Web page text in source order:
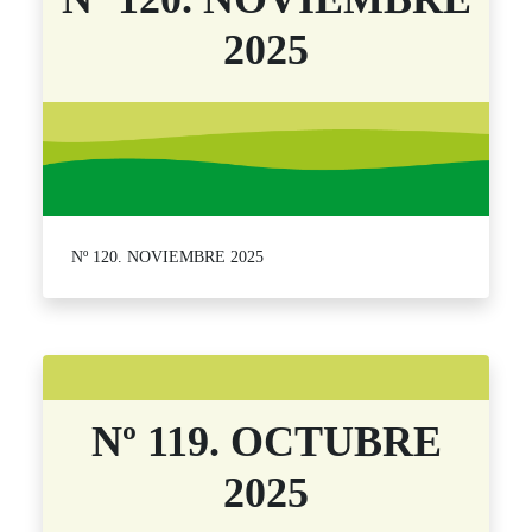
2025
Nº 120. NOVIEMBRE 2025
Nº 119. OCTUBRE
2025